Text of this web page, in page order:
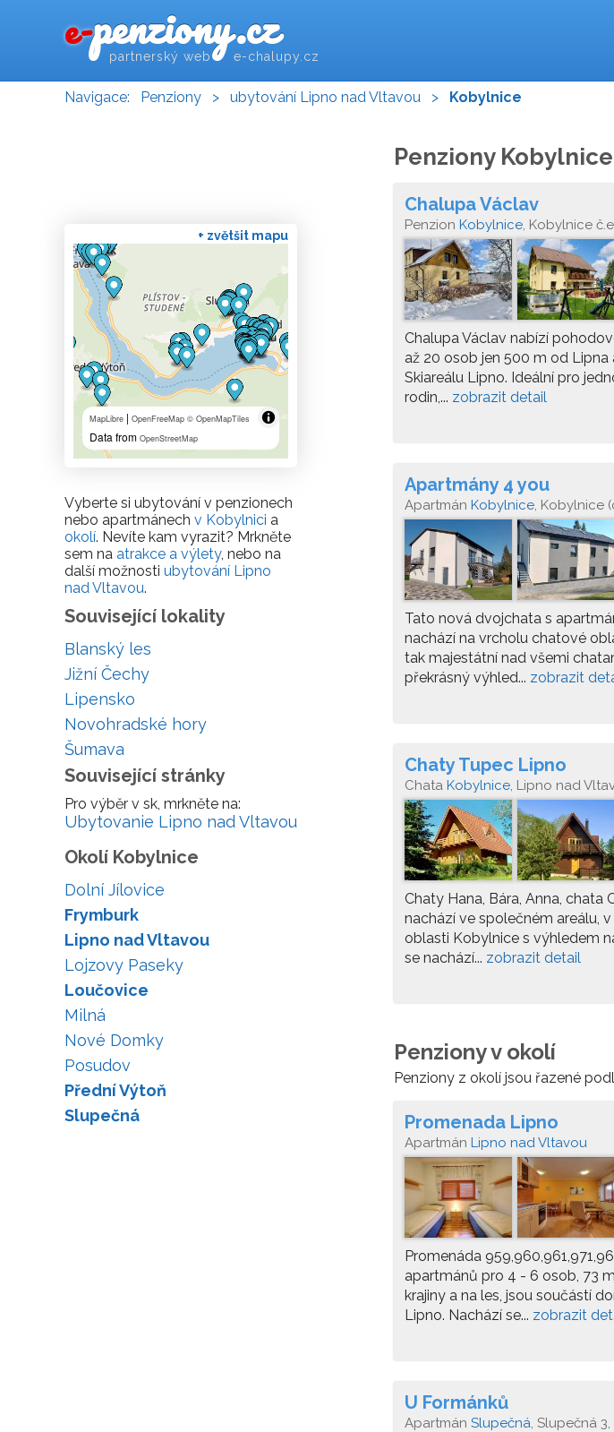
e-penziony.cz
partnerský web e-chalupy.cz
Navigace: Penziony > ubytování Lipno nad Vltavou > Kobylnice
Penziony Kobylnice
Chalupa Václav
Penzion Kobylnice, Kobylnice
Chalupa Václav nabízí
až 20 osob jen 500 m od Lipna
Skiareálu Lipno. Ideální pro
rodin,... zobrazit detail
Apartmány 4 you
Apartmán Kobylnice, Kobylnice
Tato nová dvojchata s
nachází na vrcholu chatové
tak majestátní nad všemi
překrásný výhled... zobrazit
Chaty Tupec Lipno
Chata Kobylnice, Lipno nad
Chaty Hana, Bára, Anna, chata
nachází ve společném areálu,
oblasti Kobylnice s výhledem
se nachází... zobrazit detail
Penziony v okolí
Penziony z okolí jsou řazené
Promenada Lipno
Apartmán Lipno nad Vltavou
Promenáda
apartmánů pro 4 - 6 osob, 73
krajiny a na les, jsou součástí
Lipno. Nachází se... zobrazit
U Formánků
Apartmán Slupečná, Slupečná
+ zvětšit mapu
MapLibre | OpenFreeMap © OpenMapTiles
Data from OpenStreetMap
Vyberte si ubytování v penzionech
nebo apartmánech v Kobylnici a
okolí. Nevíte kam vyrazit? Mrkněte
sem na atrakce a výlety, nebo na
další možnosti ubytování Lipno
nad Vltavou.
Související lokality
Blanský les
Jižní Čechy
Lipensko
Novohradské hory
Šumava
Související stránky
Pro výběr v sk, mrkněte na:
Ubytovanie Lipno nad Vltavou
Okolí Kobylnice
Dolní Jílovice
Frymburk
Lipno nad Vltavou
Lojzovy Paseky
Loučovice
Milná
Nové Domky
Posudov
Přední Výtoň
Slupečná